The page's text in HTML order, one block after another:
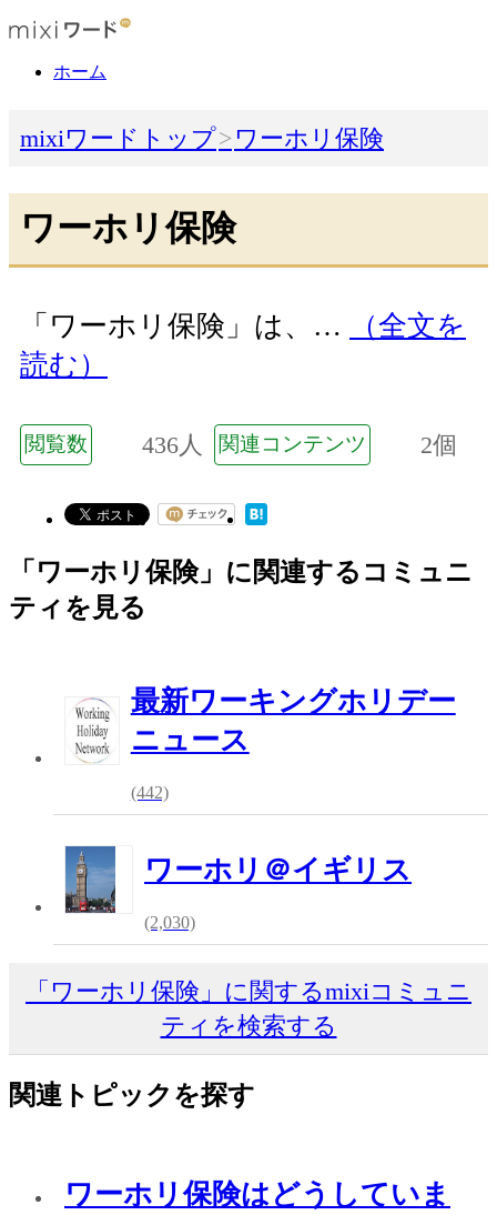
ホーム
mixiワードトップ ワーホリ保険
ワーホリ保険
「ワーホリ保険」は、…
（全文を
読む）
閲覧数 436人 関連コンテンツ 2個
「ワーホリ保険」に関連するコミュニ
ティを見る
最新ワーキングホリデー
ニュース
(442)
ワーホリ＠イギリス
(2,030)
「ワーホリ保険」に関するmixiコミュニ
ティを検索する
関連トピックを探す
ワーホリ保険はどうしていま